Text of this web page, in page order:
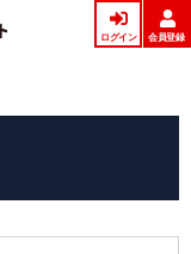
ログイン 会員登録